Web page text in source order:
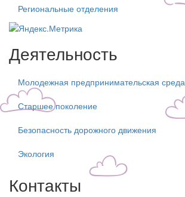
Региональные отделения
Деятельность
Молодежная предпринимательская среда
Старшее поколение
Безопасность дорожного движения
Экология
Контакты